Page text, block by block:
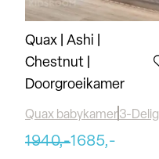
Quax | Ashi |
Chestnut |
Doorgroeikamer
Quax babykamer3-Delig
1940,-1685,-